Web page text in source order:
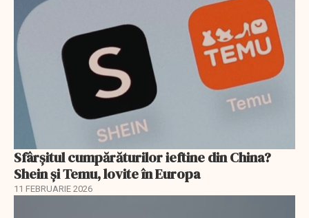
Sfârșitul cumpărăturilor ieftine din China?
Shein și Temu, lovite în Europa
11 FEBRUARIE 2026